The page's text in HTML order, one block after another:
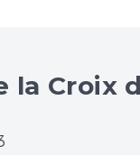
la Croix